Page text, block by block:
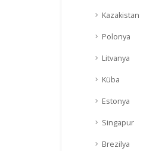
Kazakistan
Polonya
Litvanya
Küba
Estonya
Singapur
Brezilya